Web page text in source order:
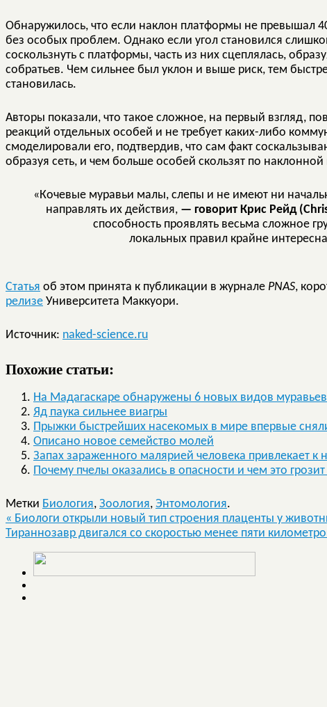
Обнаружилось, что если наклон платформы не превышал
без особых проблем. Однако если угол становился
соскользнуть с платформы, часть из них сцеплялась,
собратьев. Чем сильнее был уклон и выше риск, тем
становилась.
Авторы показали, что такое сложное, на первый взгляд,
реакций отдельных особей и не требует каких-либо
смоделировали его, подтвердив, что сам факт
образуя сеть, и чем больше особей скользят по
«Кочевые муравьи малы, слепы и не имеют ни
направлять их действия, — говорит Крис Рейд
способность проявлять весьма сложное
локальных правил крайне
Статья об этом принята к публикации в журнале PNAS,
релизе Университета Маккуори.
Источник: naked-science.ru
Похожие статьи:
На Мадагаскаре обнаружены 6 новых видов
Яд паука сильнее виагры
Прыжки быстрейших насекомых в мире впервые
Описано новое семейство молей
Запах зараженного малярией человека привлекает к
Почему пчелы оказались в опасности и чем это грозит
Метки Биология, Зоология, Энтомология.
« Биологи открыли новый тип строения плаценты у
Тираннозавр двигался со скоростью менее пяти